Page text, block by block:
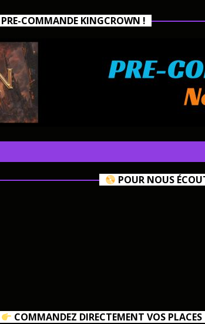
PRE-COMMANDE KINGCROWN !
POUR NOUS
COMMANDEZ DIRECTEMENT VOS